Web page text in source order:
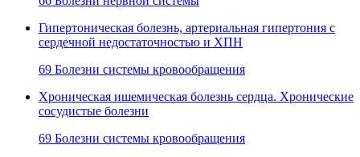
Гипертоническая болезнь, артериальная гипертония с
сердечной недостаточностью и ХПН
69 Болезни системы кровообращения
Хроническая ишемическая болезнь сердца. Хронические
сосудистые болезни
69 Болезни системы кровообращения